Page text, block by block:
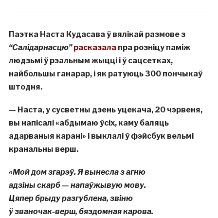
Паэтка Наста Кудасава ў вялікай размове з
“Салідарнасцю” расказала пра розніцу паміж
людзьмі ў рэальным жыцці і ў сацсетках,
найбольшы ганарар, і як ратуюць 300 пончыкаў
штодня.
— Наста, у сусветны дзень уцекача, 20 чэрвеня,
вы напісалі «абдымаю ўсіх, каму баляць
адарваныя карані» і выклалі ў фэйсбук вельмі
кранальны верш.
«Мой дом згарэў. Я вынесла з агню
адзіны скарб — напаўжывую мову.
Цяпер брыду разгублена, звіню
ў званочак-верш, бяздомная карова.